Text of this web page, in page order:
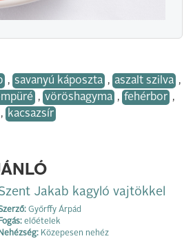
, savanyú káposzta , aszalt szilva ,
, vöröshagyma , fehérbor ,
, kacsazsír
Jakab kagyló vajtökkel
Győrffy Árpád
előételek
Közepesen nehéz